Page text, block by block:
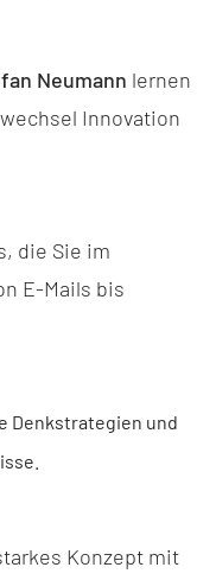
Neumann lernen
Innovation
die Sie im
E-Mails bis
Denkstrategien und
Konzept mit